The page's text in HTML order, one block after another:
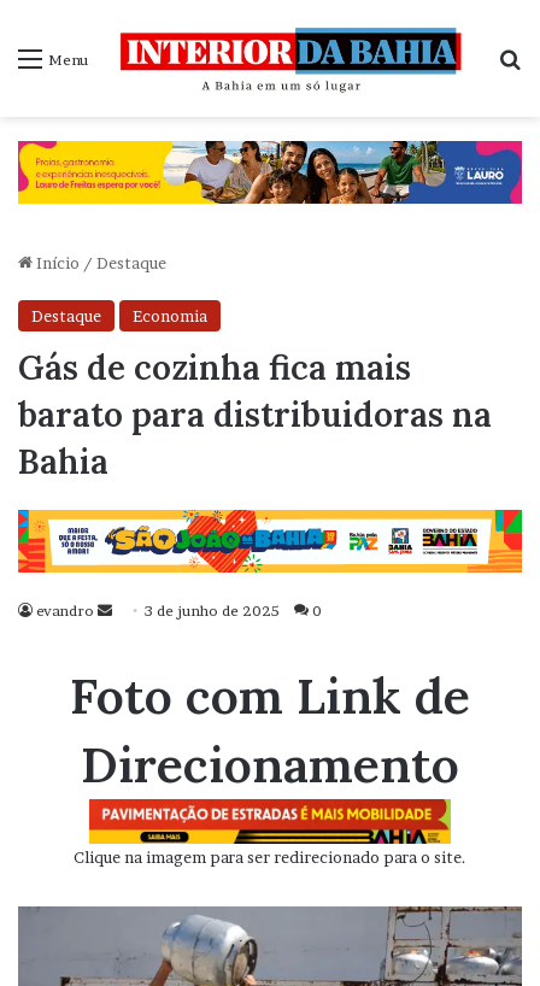
Menu
Início / Destaque
Destaque Economia
Gás de cozinha fica mais
barato para distribuidoras na
Bahia
evandro
Mande
mail
3 de junho de 2025 0
Foto com Link de
Direcionamento
Clique na imagem para ser redirecionado para o site.